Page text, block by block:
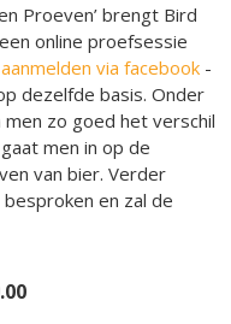
Proeven’ brengt Bird
online proefsessie
aanmelden via facebook -
dezelfde basis. Onder
zo goed het verschil
men in op de
van bier. Verder
en zal de